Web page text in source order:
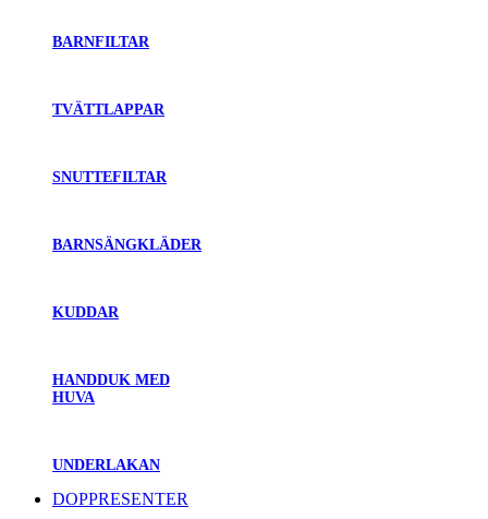
BARNFILTAR
TVÄTTLAPPAR
SNUTTEFILTAR
BARNSÄNGKLÄDER
KUDDAR
HANDDUK MED
HUVA
UNDERLAKAN
DOPPRESENTER